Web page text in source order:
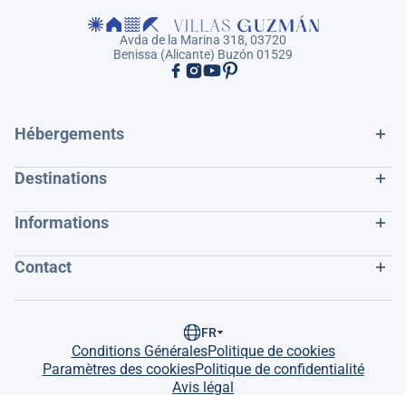
Avda de la Marina 318, 03720
Benissa (Alicante) Buzón 01529
Hébergements
Destinations
Informations
Contact
Conditions GénéralesPolitique de cookies
Paramètres des cookiesPolitique de confidentialité
Avis légal
FR